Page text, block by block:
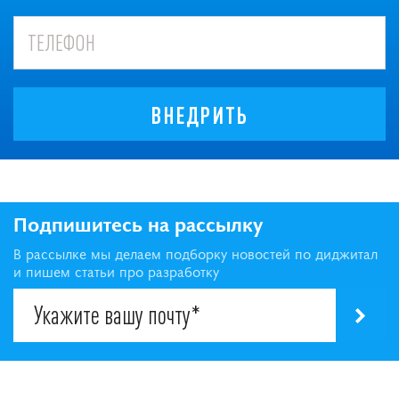
ВНЕДРИТЬ
Подпишитесь на рассылку
В рассылке мы делаем подборку новостей по диджитал
и пишем статьи про разработку